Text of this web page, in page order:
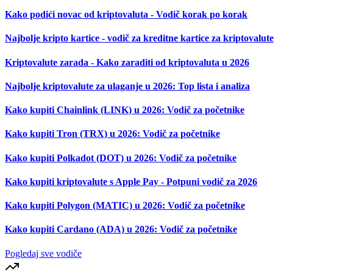
Kako podići novac od kriptovaluta - Vodič korak po korak
Najbolje kripto kartice - vodič za kreditne kartice za kriptovalute
Kriptovalute zarada - Kako zaraditi od kriptovaluta u 2026
Najbolje kriptovalute za ulaganje u 2026: Top lista i analiza
Kako kupiti Chainlink (LINK) u 2026: Vodič za početnike
Kako kupiti Tron (TRX) u 2026: Vodič za početnike
Kako kupiti Polkadot (DOT) u 2026: Vodič za početnike
Kako kupiti kriptovalute s Apple Pay - Potpuni vodič za 2026
Kako kupiti Polygon (MATIC) u 2026: Vodič za početnike
Kako kupiti Cardano (ADA) u 2026: Vodič za početnike
Pogledaj sve vodiče